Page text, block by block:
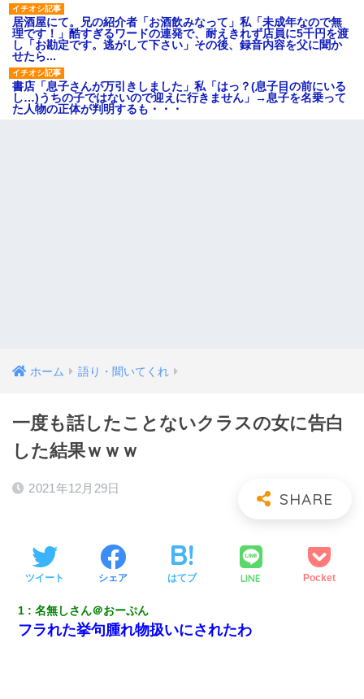
居酒屋にて。兄の紹介者「お酒飲みなって」私「未成年なので無
理です！」酷すぎるワードの連発で、耐えきれず店員に5千円を渡
し「お勘定です。逃がして下さい」その後、録音内容を父に聞か
せたら...
書店「息子さんが万引きしました」私「はっ？(息子目の前にいる
し…)うちの子ではないので迎えに行きません」→息子を名乗って
た人物の正体が判明するも・・・
ホーム 語り・聞いてくれ
一度も話したことないクラスの女に告白
した結果ｗｗｗ
2021年12月29日
ツイート シェア はてブ LINE Pocket
1 名無しさん＠おーぷん
フラれた挙句腫れ物扱いにされたわ